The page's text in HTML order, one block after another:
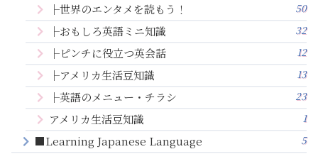
├世界のエンタメを読もう！ 50
├おもしろ英語ミニ知識 32
├ピンチに役立つ英会話 12
├アメリカ生活豆知識 13
├英語のメニュー・チラシ 23
アメリカ生活豆知識 1
■Learning Japanese Language 5